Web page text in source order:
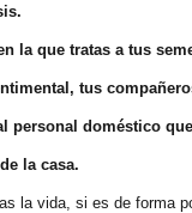
la que tratas a tus
tus
personal doméstico
la casa.
la vida, si es de forma